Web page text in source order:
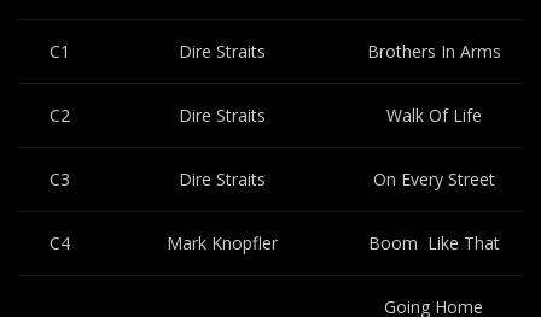
C1 Dire Straits Brothers In Arms
C2 Dire Straits Walk Of Life
C3 Dire Straits On Every Street
C4 Mark Knopfler Boom Like That
Going Home